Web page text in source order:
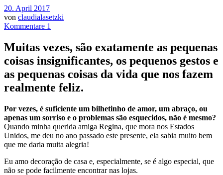
20. April 2017
von claudialasetzki
Kommentare 1
Muitas vezes, são exatamente as pequenas
coisas insignificantes, os pequenos gestos e
as pequenas coisas da vida que nos fazem
realmente feliz.
Por vezes, é suficiente um bilhetinho de amor, um abraço, ou
apenas um sorriso e o problemas são esquecidos, não é mesmo?
Quando minha querida amiga Regina, que mora nos Estados
Unidos, me deu no ano passado este presente, ela sabia muito bem
que me daria muita alegria!
Eu amo decoração de casa e, especialmente, se é algo especial, que
não se pode facilmente encontrar nas lojas.